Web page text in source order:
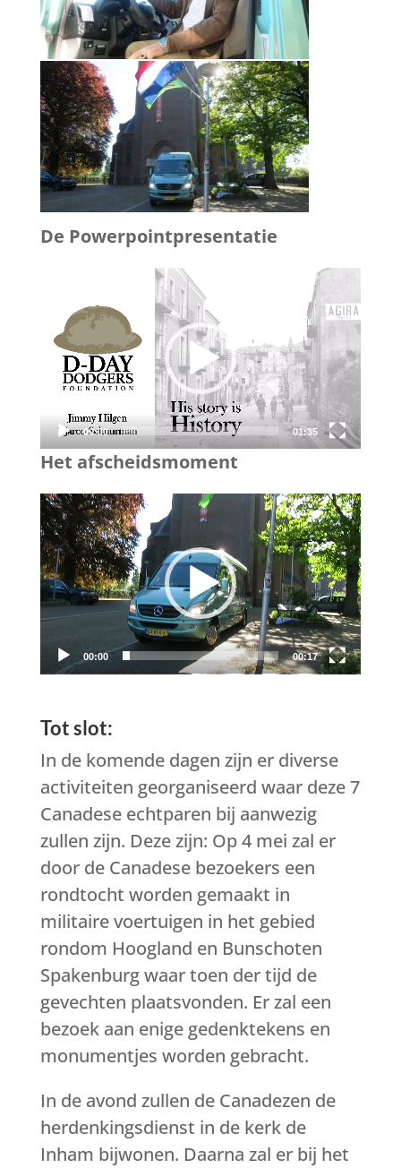
De Powerpointpresentatie
00:00 01:35
Het afscheidsmoment
Videospeler
00:00 00:17
Tot slot:
In de komende dagen zijn er diverse
activiteiten georganiseerd waar deze 7
Canadese echtparen bij aanwezig
zullen zijn. Deze zijn: Op 4 mei zal er
door de Canadese bezoekers een
rondtocht worden gemaakt in
militaire voertuigen in het gebied
rondom Hoogland en Bunschoten
Spakenburg waar toen der tijd de
gevechten plaatsvonden. Er zal een
bezoek aan enige gedenktekens en
monumentjes worden gebracht.
In de avond zullen de Canadezen de
herdenkingsdienst in de kerk de
Inham bijwonen. Daarna zal er bij het